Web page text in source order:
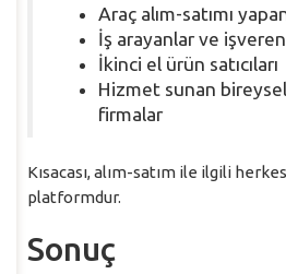
Araç alım-satımı
İş arayanlar ve
İkinci el ürün satıcıları
Hizmet sunan
firmalar
Kısacası, alım-satım ile ilgili
platformdur.
Sonuç